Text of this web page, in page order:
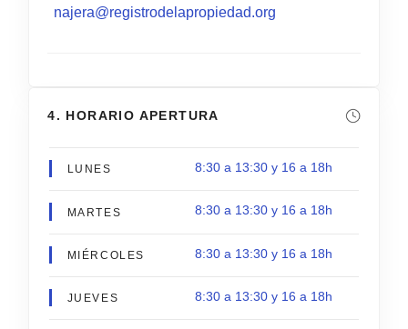
najera@registrodelapropiedad.org
4. HORARIO APERTURA
LUNES 8:30 a 13:30 y 16 a 18h
MARTES 8:30 a 13:30 y 16 a 18h
MIÉRCOLES 8:30 a 13:30 y 16 a 18h
JUEVES 8:30 a 13:30 y 16 a 18h